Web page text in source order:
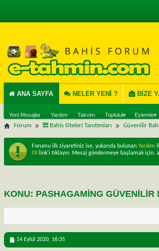
ANA SAYFA
Yeni Mesajlar Yardım Takvim Topluluk Eylemler
NELER YENI ? BIZE
Forum Bahis Siteleri Tanıtımları Güvenilir
Forumu ilk ziyaretiniz ise, yukarıda bulunan Yardım
Ol
link'i tıklayın. Mesaj göndermeye başlamak
KONU: PASHAGAMING GÜVENILIR
14 Eylül 2020, 16:35